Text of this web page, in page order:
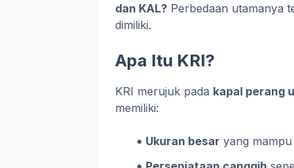
dan KAL? Perbedaan utamanya
dimiliki.
Apa Itu KRI?
KRI merujuk pada kapal perang
memiliki:
Ukuran besar yang